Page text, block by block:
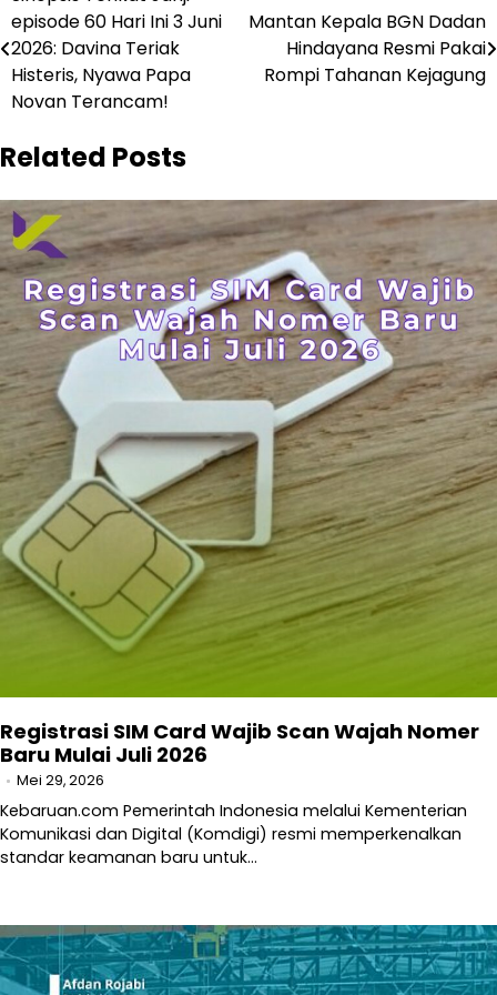
pos
episode 60 Hari Ini 3 Juni
2026: Davina Teriak
Histeris, Nyawa Papa
Novan Terancam!
Mantan Kepala BGN Dadan
Hindayana Resmi Pakai
Rompi Tahanan Kejagung
Related Posts
Registrasi SIM Card Wajib Scan Wajah Nomer
Baru Mulai Juli 2026
Mei 29, 2026
Kebaruan.com Pemerintah Indonesia melalui Kementerian
Komunikasi dan Digital (Komdigi) resmi memperkenalkan
standar keamanan baru untuk…